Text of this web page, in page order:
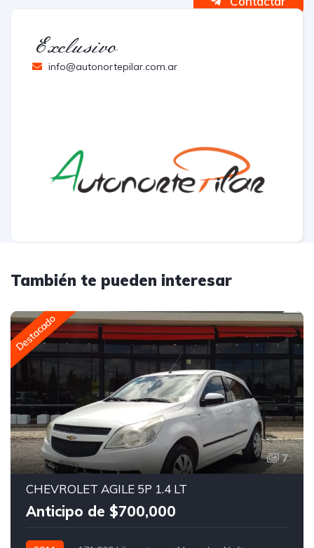
Exclusivo
info@autonortepilar.com.ar
También te pueden interesar
Destacado
7
CHEVROLET AGILE 5P 1.4 LT
Anticipo de $700,000